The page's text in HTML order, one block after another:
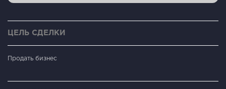
ЦЕЛЬ СДЕЛКИ
Продать бизнес